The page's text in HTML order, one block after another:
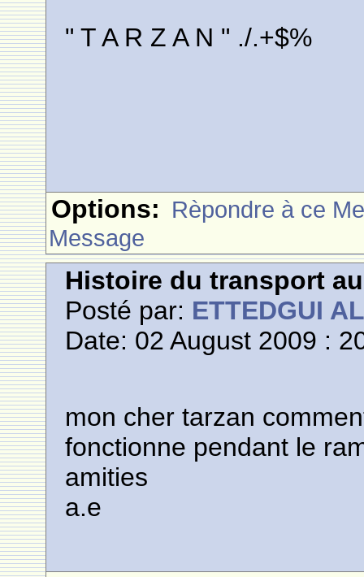
" T A R Z A N " ./.+$%
Options: Rèpondre à ce
Message
Histoire du transport
Posté par: ETTEDGUI
Date: 02 August 2009 :
mon cher tarzan
fonctionne pendant le
amities
a.e